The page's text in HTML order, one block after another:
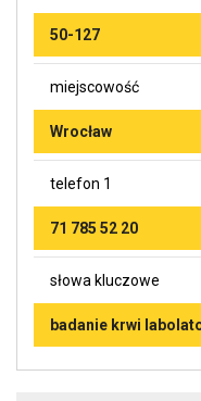
50-127
miejscowość
Wrocław
telefon 1
71 785 52 20
słowa kluczowe
badanie krwi